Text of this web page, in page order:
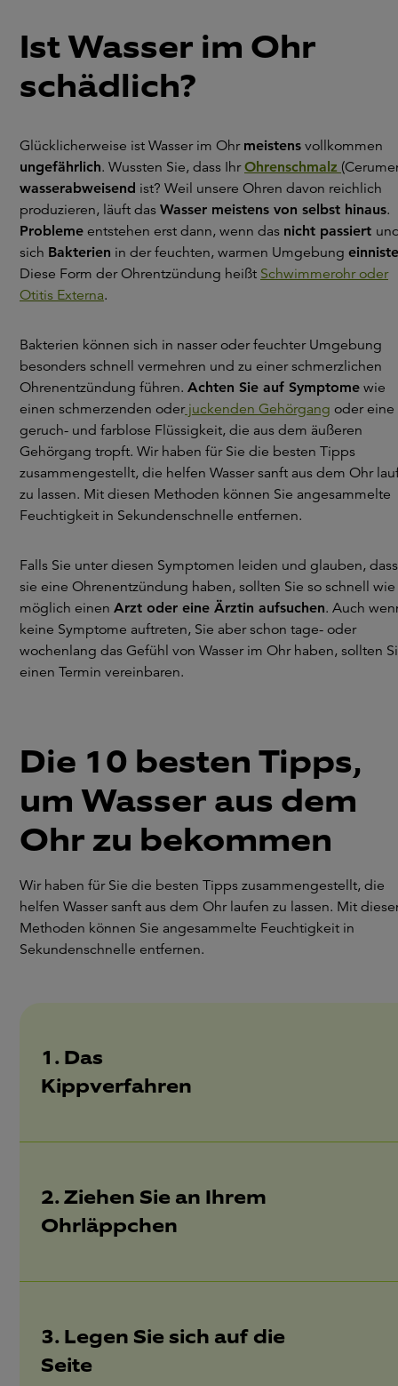
Ist Wasser im Ohr
schädlich?
Glücklicherweise ist Wasser im Ohr meistens vollkommen
ungefährlich. Wussten Sie, dass IhrOhrenschmalz
wasserabweisend ist? Weil unsere Ohren davon reichlich
produzieren, läuft das Wasser meistens von selbst hinaus.
Probleme entstehen erst dann, wenn das nicht passiert
sich Bakterien in der feuchten, warmen Umgebung
Diese Form der Ohrentzündung heißt Schwimmerohr oder
Otitis Externa.
Bakterien können sich in nasser oder feuchter Umgebung
besonders schnell vermehren und zu einer schmerzlichen
Ohrenentzündung führen. Achten Sie auf Symptome wie
einen schmerzenden oderjuckenden Gehörgang oder eine
geruch- und farblose Flüssigkeit, die aus dem äußeren
Gehörgang tropft. Wir haben für Sie die besten Tipps
zusammengestellt, die helfen Wasser sanft aus dem Ohr
zu lassen. Mit diesen Methoden können Sie angesammelte
Feuchtigkeit in Sekundenschnelle entfernen.
Falls Sie unter diesen Symptomen leiden und glauben, dass
sie eine Ohrenentzündung haben, sollten Sie so schnell wie
möglich einen Arzt oder eine Ärztin aufsuchen. Auch
keine Symptome auftreten, Sie aber schon tage- oder
wochenlang das Gefühl von Wasser im Ohr haben, sollten
einen Termin vereinbaren.
Die 10 besten Tipps,
um Wasser aus dem
Ohr zu bekommen
Wir haben für Sie die besten Tipps zusammengestellt, die
helfen Wasser sanft aus dem Ohr laufen zu lassen. Mit
Methoden können Sie angesammelte Feuchtigkeit in
Sekundenschnelle entfernen.
1. Das
Kippverfahren
2. Ziehen Sie an Ihrem
Ohrläppchen
3. Legen Sie sich auf die
Seite